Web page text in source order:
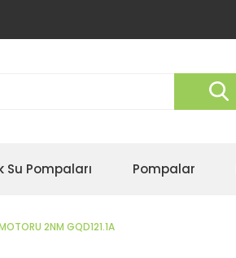
Su Pompaları Pompalar
2NM GQD121.1A